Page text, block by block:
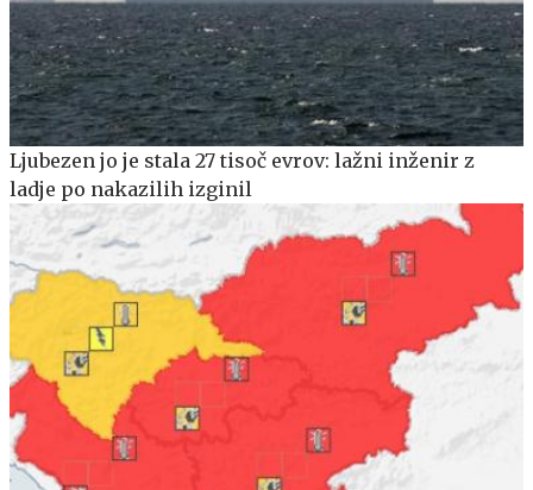
Ljubezen jo je stala 27 tisoč evrov: lažni inženir z
ladje po nakazilih izginil